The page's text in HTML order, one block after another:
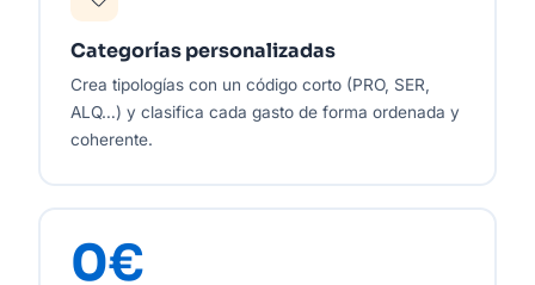
Categorías personalizadas
Crea tipologías con un código corto (PRO, SER,
ALQ…) y clasifica cada gasto de forma ordenada y
coherente.
0€